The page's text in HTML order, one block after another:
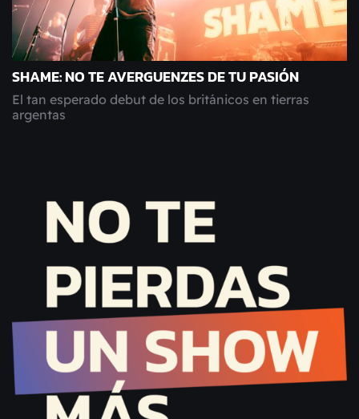
SHAME: NO TE AVERGUENZES DE TU PASIÓN
El tan esperado debut de los británicos en tierras
argentas